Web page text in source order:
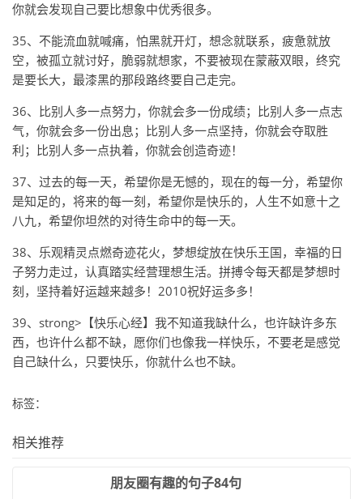
你就会发现自己要比想象中优秀很多。
35、不能流血就喊痛，怕黑就开灯，想念就联系，疲惫就放
空，被孤立就讨好，脆弱就想家，不要被现在蒙蔽双眼，终究
是要长大，最漆黑的那段路终要自己走完。
36、比别人多一点努力，你就会多一份成绩；比别人多一点志
气，你就会多一份出息；比别人多一点坚持，你就会夺取胜
利；比别人多一点执着，你就会创造奇迹！
37、过去的每一天，希望你是无憾的，现在的每一分，希望你
是知足的，将来的每一刻，希望你是快乐的，人生不如意十之
八九，希望你坦然的对待生命中的每一天。
38、乐观精灵点燃奇迹花火，梦想绽放在快乐王国，幸福的日
子努力走过，认真踏实经营理想生活。拼搏令每天都是梦想时
刻，坚持着好运越来越多！2010祝好运多多！
39、strong>【快乐心经】我不知道我缺什么，也许缺许多东
西，也许什么都不缺，愿你们也像我一样快乐，不要老是感觉
自己缺什么，只要快乐，你就什么也不缺。
标签：
相关推荐
​朋友圈有趣的句子84句